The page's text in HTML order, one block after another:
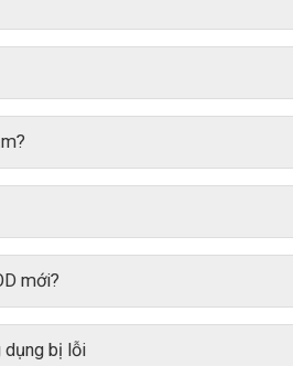
mới?
dụng bị lỗi